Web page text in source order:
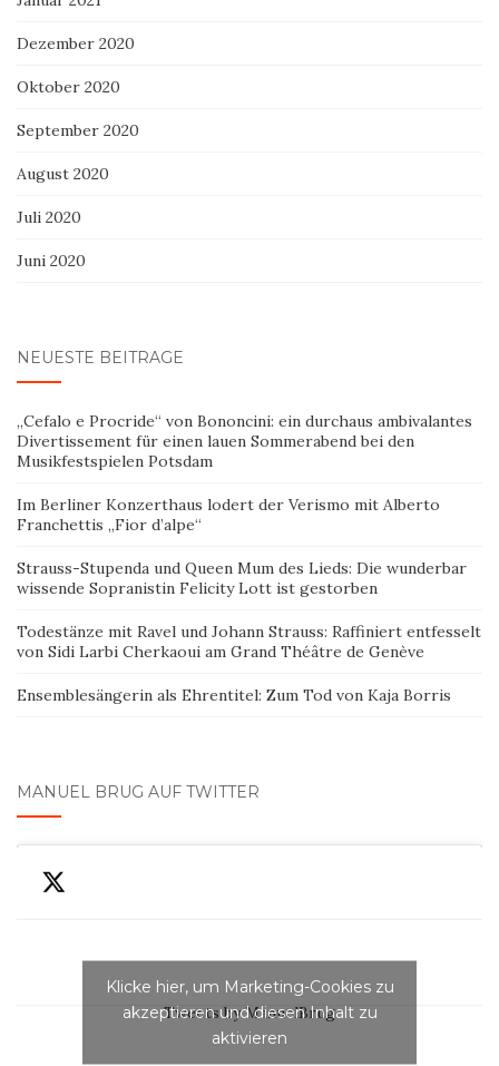
Dezember 2020
Oktober 2020
September 2020
August 2020
Juli 2020
Juni 2020
NEUESTE BEITRÄGE
„Cefalo e Procride“ von Bononcini: ein durchaus ambivalantes
Divertissement für einen lauen Sommerabend bei den
Musikfestspielen Potsdam
Im Berliner Konzerthaus lodert der Verismo mit Alberto
Franchettis „Fior d’alpe“
Strauss-Stupenda und Queen Mum des Lieds: Die wunderbar
wissende Sopranistin Felicity Lott ist gestorben
Todestänze mit Ravel und Johann Strauss: Raffiniert entfesselt
von Sidi Larbi Cherkaoui am Grand Théâtre de Genève
Ensemblesängerin als Ehrentitel: Zum Tod von Kaja Borris
MANUEL BRUG AUF TWITTER
Tweets by ManuelBrug
Klicke hier, um Marketing-Cookies zu
akzeptieren und diesen Inhalt zu
aktivieren